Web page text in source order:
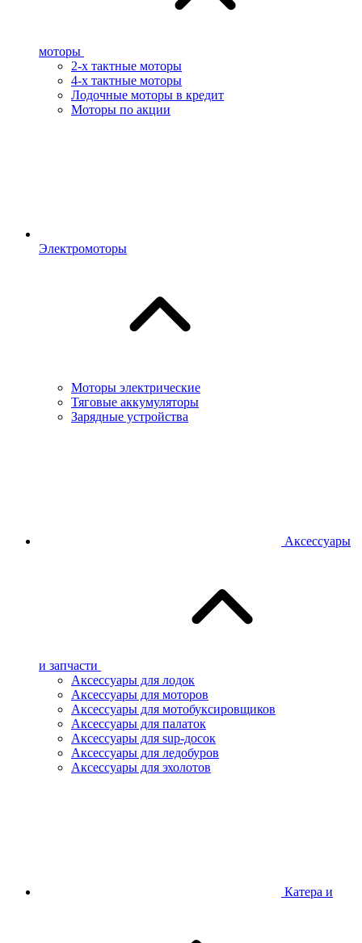
моторы
2-х тактные моторы
4-х тактные моторы
Лодочные моторы в кредит
Моторы по акции
Электромоторы
Моторы электрические
Тяговые аккумуляторы
Зарядные устройства
Аксессуары
и запчасти
Аксессуары для лодок
Аксессуары для моторов
Аксессуары для мотобуксировщиков
Аксессуары для палаток
Аксессуары для sup-досок
Аксессуары для ледобуров
Аксессуары для эхолотов
Катера и